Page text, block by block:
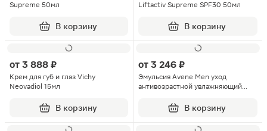
Supreme 50мл
В корзину
Liftactiv Supreme SPF30 50мл
В корзину
от 3 888 ₽
Крем для губ и глаз Vichy
Neovadiol 15мл
В корзину
от 3 246 ₽
Эмульсия Avene Men уход
антивозрастной увлажняющий
В корзину